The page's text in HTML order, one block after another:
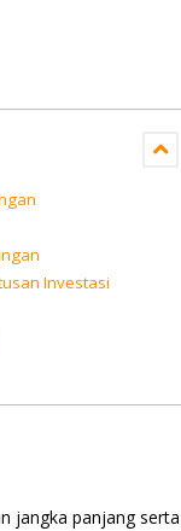
Investasi
jangka panjang serta